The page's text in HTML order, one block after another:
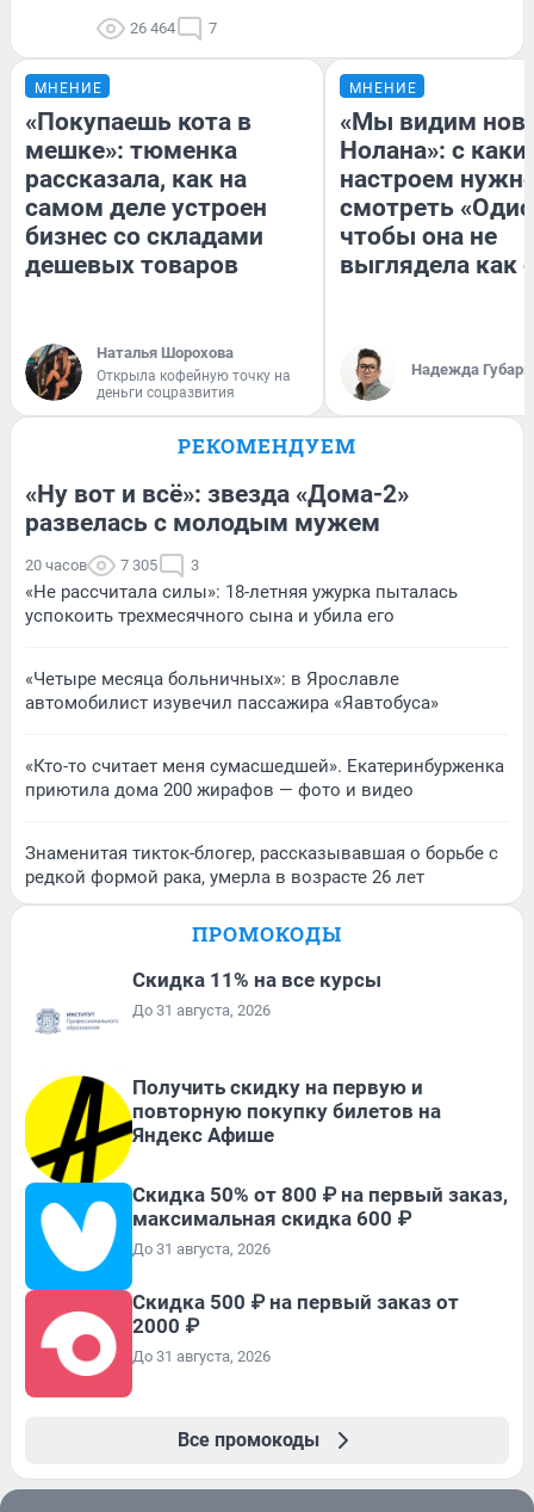
26 464 7
МНЕНИЕ
«Покупаешь кота в
мешке»: тюменка
рассказала, как на
самом деле устроен
бизнес со складами
дешевых товаров
Наталья Шорохова
Открыла кофейную точку на
деньги соцразвития
МНЕНИЕ
«Мы видим
Нолана»: с
настроем
смотреть
чтобы она не
выглядела как
Надежда Губарь
РЕКОМЕНДУЕМ
«Ну вот и всё»: звезда «Дома-2»
развелась с молодым мужем
20 часов 7 305 3
«Не рассчитала силы»: 18-летняя ужурка пыталась
успокоить трехмесячного сына и убила его
«Четыре месяца больничных»: в Ярославле
автомобилист изувечил пассажира «Яавтобуса»
«Кто-то считает меня сумасшедшей». Екатеринбурженка
приютила дома 200 жирафов — фото и видео
Знаменитая тикток-блогер, рассказывавшая о борьбе с
редкой формой рака, умерла в возрасте 26 лет
ПРОМОКОДЫ
Скидка 11% на все курсы
До 31 августа, 2026
Получить скидку на первую и
повторную покупку билетов на
Яндекс Афише
Скидка 50% от 800 ₽ на первый заказ,
максимальная скидка 600 ₽
До 31 августа, 2026
Скидка 500 ₽ на первый заказ от
2000 ₽
До 31 августа, 2026
Все промокоды